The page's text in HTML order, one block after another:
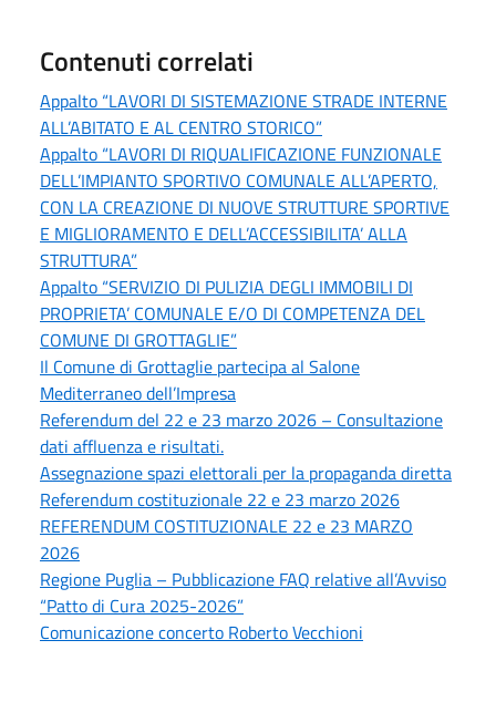
Contenuti correlati
Appalto “LAVORI DI SISTEMAZIONE STRADE INTERNE
ALL’ABITATO E AL CENTRO STORICO”
Appalto “LAVORI DI RIQUALIFICAZIONE FUNZIONALE
DELL’IMPIANTO SPORTIVO COMUNALE ALL’APERTO,
CON LA CREAZIONE DI NUOVE STRUTTURE SPORTIVE
E MIGLIORAMENTO E DELL’ACCESSIBILITA’ ALLA
STRUTTURA”
Appalto “SERVIZIO DI PULIZIA DEGLI IMMOBILI DI
PROPRIETA’ COMUNALE E/O DI COMPETENZA DEL
COMUNE DI GROTTAGLIE”
Il Comune di Grottaglie partecipa al Salone
Mediterraneo dell’Impresa
Referendum del 22 e 23 marzo 2026 – Consultazione
dati affluenza e risultati.
Assegnazione spazi elettorali per la propaganda diretta
Referendum costituzionale 22 e 23 marzo 2026
REFERENDUM COSTITUZIONALE 22 e 23 MARZO
2026
Regione Puglia – Pubblicazione FAQ relative all’Avviso
“Patto di Cura 2025-2026”
Comunicazione concerto Roberto Vecchioni